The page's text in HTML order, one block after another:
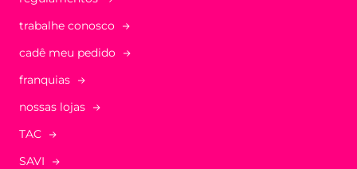
trabalhe conosco
cadê meu pedido
franquias
nossas lojas
TAC
SAVI